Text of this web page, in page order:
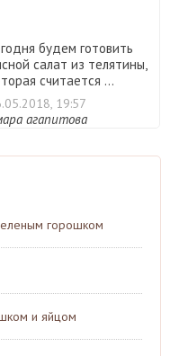
будем готовить
салат из телятины,
считается ...
19:57
агапитова
горошком
и яйцом